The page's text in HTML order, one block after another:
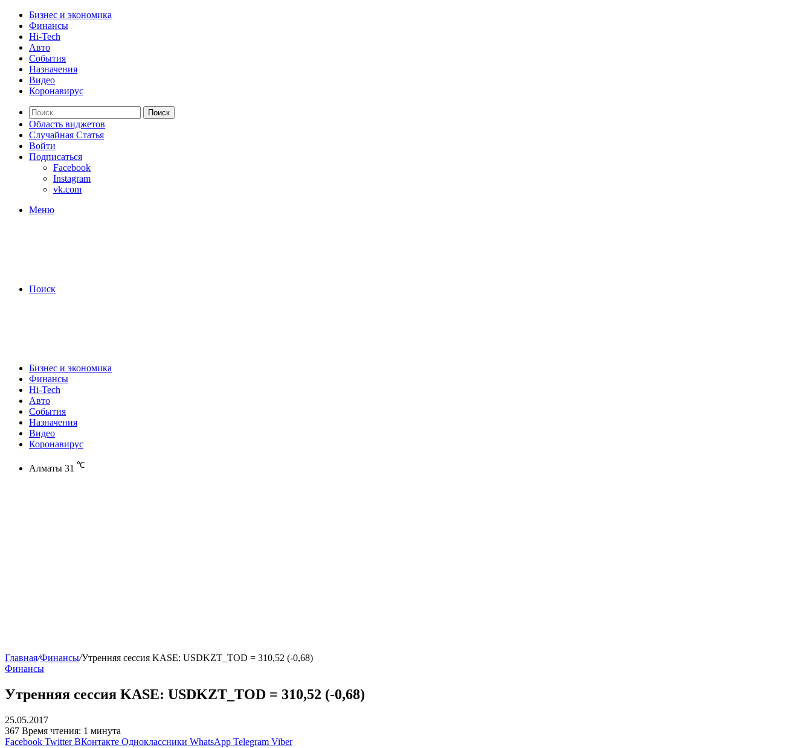
Бизнес и экономика
Финансы
Hi-Tech
Авто
События
Назначения
Видео
Коронавирус
Поиск
Область виджетов
Случайная Статья
Войти
Подписаться
Facebook
Instagram
vk.com
Меню
Поиск
Бизнес и экономика
Финансы
Hi-Tech
Авто
События
Назначения
Видео
Коронавирус
Алматы 31 ℃
Главная/Финансы/Утренняя сессия KASE: USDKZT_TOD = 310,52 (-0,68)
Финансы
Утренняя сессия KASE: USDKZT_TOD = 310,52 (-0,68)
25.05.2017
367 Время чтения: 1 минута
Facebook Twitter ВКонтакте Одноклассники WhatsApp Telegram Viber